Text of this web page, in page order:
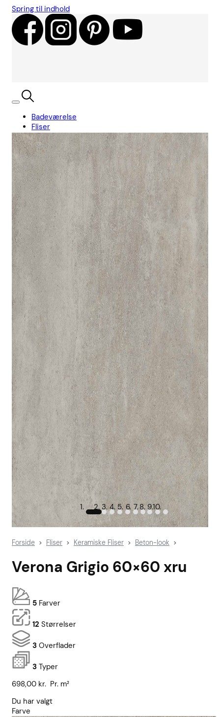
Spring til indhold
Badeværelse
Fliser
Showroom
Kundecases
Showroom Søg KurvBook
indretningskonsulent
Forside > Fliser > Keramiske Fliser > Beton-look >
Verona Grigio 60×60 xru
5 Farver
12 Størrelser
3 Overflader
3 Typer
698,00 kr. Pr. m²
Du har valgt
Farve